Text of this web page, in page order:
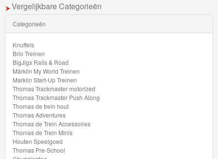
Treinen
Marklin
Start-
Up
Treinen
Thomas
Trackmaster
motorized
Thomas
Vergelijkbare Categorieën
Categorieën
Knuffels
Brio Treinen
BigJigs Rails & Road
Märklin My World Treinen
Marklin Start-Up Treinen
Thomas Trackmaster motorized
Thomas Trackmaster Push Along
Thomas de trein hout
Thomas Adventures
Thomas de Trein Accessoires
Thomas de Trein Minis
Houten Speelgoed
Thomas Pre-School